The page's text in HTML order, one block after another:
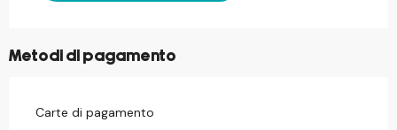
Metodi di pagamento
Carte di pagamento